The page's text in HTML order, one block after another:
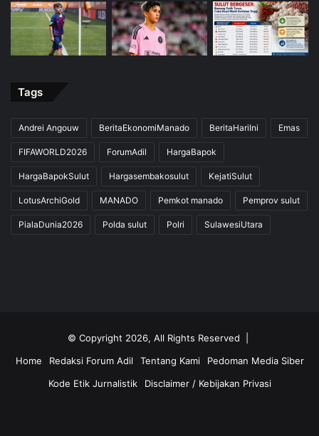
Tags
Andrei Angouw BeritaEkonomiManado BeritaHariIni Emas
FIFAWORLD2026 ForumAdil HargaBapok
HargaBapokSulut Hargasembakosulut KejatiSulut
LotusArchiGold MANADO Pemkot manado Pemprov sulut
PialaDunia2026 Polda sulut Polri SulawesiUtara
© Copyright 2026, All Rights Reserved |
Home
Redaksi Forum Adil Tentang Kami
Pedoman Media Siber
Kode Etik Jurnalistik
Disclaimer / Kebijakan Privasi